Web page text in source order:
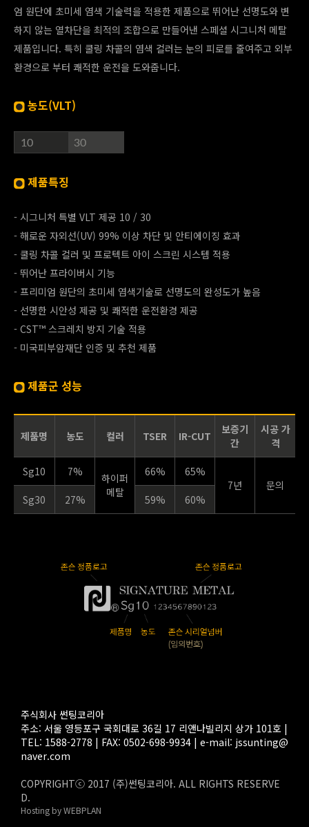
엄 원단에 초미세 염색 기술력을 적용한 제품으로 뛰어난 선명도와 변
하지 않는 열차단을 최적의 조합으로 만들어낸 스페셜 시그니처 메탈
제품입니다. 특히 쿨링 차콜의 염색 컬러는 눈의 피로를 줄여주고 외부
환경으로 부터 쾌적한 운전을 도와줍니다.
농도(VLT)
제품특징
- 시그니처 특별 VLT 제공 10 / 30
- 해로운 자외선(UV) 99% 이상 차단 및 안티에이징 효과
- 쿨링 차콜 컬러 및 프로텍트 아이 스크린 시스템 적용
- 뛰어난 프라이버시 기능
- 프리미엄 원단의 초미세 염색기술로 선명도의 완성도가 높음
- 선명한 시안성 제공 및 쾌적한 운전환경 제공
- CST™ 스크레치 방지 기술 적용
- 미국피부암재단 인증 및 추천 제품
제품군 성능
제품명 농도 컬러 TSER IR-CUT
보증기
간
시공 가
격
Sg10 7%
하이퍼
메탈
66%
65%
7년
문의
Sg30
27% 59% 60%
주식회사 썬팅코리아
주소: 서울 영등포구 국회대로 36길 17 리앤나빌리지 상가 101호 |
TEL: 1588-2778 | FAX: 0502-698-9934 | e-mail: jssunting@
naver.com
COPYRIGHTⓒ 2017 (주)썬팅코리아. ALL RIGHTS RESERVE
D.
Hosting by WEBPLAN